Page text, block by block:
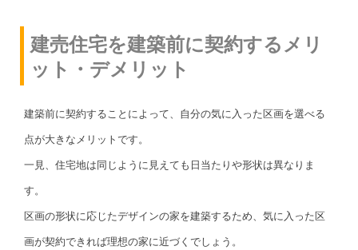
建売住宅を建築前に契約するメリ
ット・デメリット
建築前に契約することによって、自分の気に入った区画を選べる
点が大きなメリットです。
一見、住宅地は同じように見えても日当たりや形状は異なりま
す。
区画の形状に応じたデザインの家を建築するため、気に入った区
画が契約できれば理想の家に近づくでしょう。